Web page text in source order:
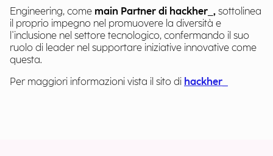
Engineering, come main Partner di hackher_, sottolinea
il proprio impegno nel promuovere la diversità e
l'inclusione nel settore tecnologico, confermando il suo
ruolo di leader nel supportare iniziative innovative come
questa.
Per maggiori informazioni vista il sito di hackher_